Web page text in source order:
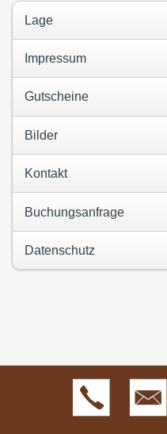
Lage
Impressum
Gutscheine
Bilder
Kontakt
Buchungsanfrage
Datenschutz